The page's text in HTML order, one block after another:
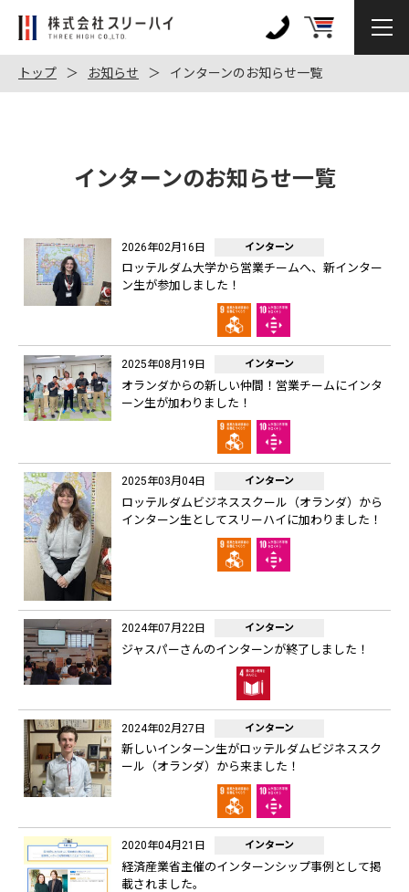
株
会
社
972-
128
トップ お知らせ インターンのお知らせ一覧
インターンのお知らせ一覧
2026年02月16日 インターン
ロッテルダム大学から営業チームへ、新インター
ン生が参加しました！
2025年08月19日 インターン
オランダからの新しい仲間！営業チームにインタ
ーン生が加わりました！
2025年03月04日 インターン
ロッテルダムビジネススクール（オランダ）から
インターン生としてスリーハイに加わりました！
2024年07月22日 インターン
ジャスパーさんのインターンが終了しました！
2024年02月27日 インターン
新しいインターン生がロッテルダムビジネススク
ール（オランダ）から来ました！
2020年04月21日 インターン
経済産業省主催のインターンシップ事例として掲
載されました。